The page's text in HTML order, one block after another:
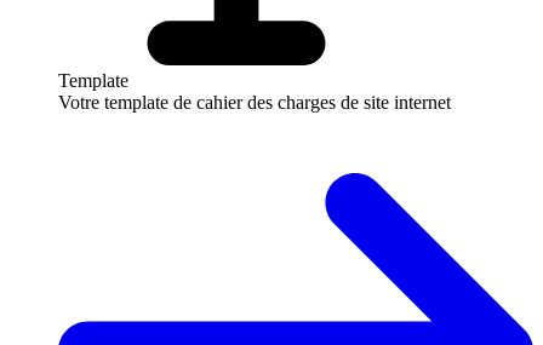
Template
Votre template de cahier des charges de site internet